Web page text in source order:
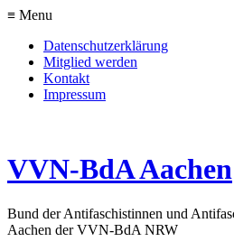
≡ Menu
Datenschutzerklärung
Mitglied werden
Kontakt
Impressum
VVN-BdA Aachen
Bund der Antifaschistinnen und
Aachen der VVN-BdA NRW